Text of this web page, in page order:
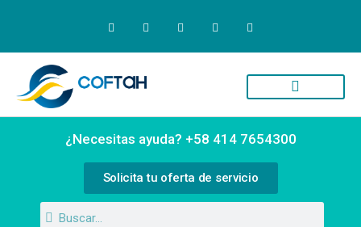
¿Necesitas ayuda? +58 414 7654300
Solicita tu oferta de servicio